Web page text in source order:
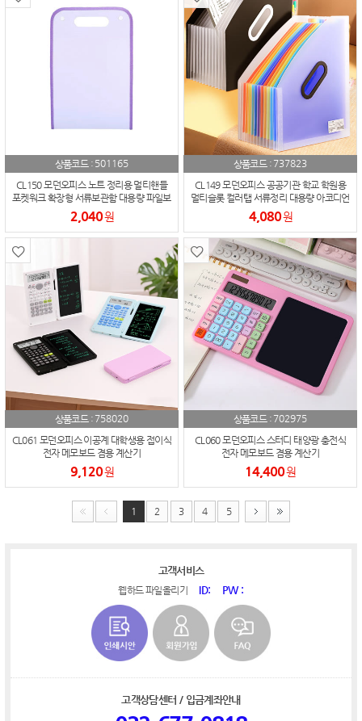
상품코드 : 501165
CL150 모던오피스 노트 정리용 멀티핸들
포켓워크 확장형 서류보관함 대용량 파일보
관함
2,040원
상품코드 : 737823
CL149 모던오피스 공공기관 학교 학원용
멀티슬롯 컬러탭 서류정리 대용량 아코디언
파일박스
4,080원
상품코드 : 758020
CL061 모던오피스 이공계 대학생용 접이식
전자 메모보드 겸용 계산기
9,120원
상품코드 : 702975
CL060 모던오피스 스터디 태양광 충전식
전자 메모보드 겸용 계산기
14,400원
1 2 3 4 5
고객서비스
웹하드 파일올리기 ID: PW :
고객상담센터 / 입금계좌안내